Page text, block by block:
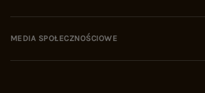
MEDIA SPOŁECZNOŚCIOWE